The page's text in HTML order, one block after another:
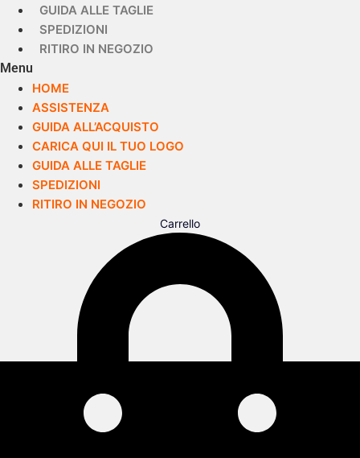
GUIDA ALLE TAGLIE
SPEDIZIONI
RITIRO IN NEGOZIO
Menu
HOME
ASSISTENZA
GUIDA ALL’ACQUISTO
CARICA QUI IL TUO LOGO
GUIDA ALLE TAGLIE
SPEDIZIONI
RITIRO IN NEGOZIO
Carrello